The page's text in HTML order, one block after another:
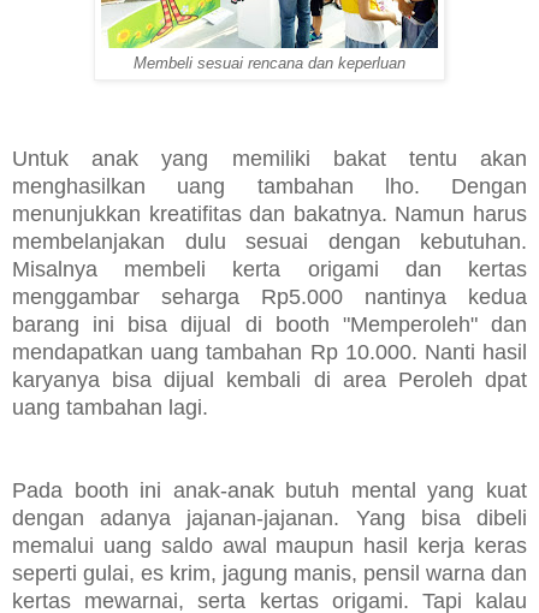
Membeli sesuai rencana dan keperluan
Untuk anak yang memiliki bakat tentu akan
menghasilkan uang tambahan lho. Dengan
menunjukkan kreatifitas dan bakatnya. Namun harus
membelanjakan dulu sesuai dengan kebutuhan.
Misalnya membeli kerta origami dan kertas
menggambar seharga Rp5.000 nantinya kedua
barang ini bisa dijual di booth "Memperoleh" dan
mendapatkan uang tambahan Rp 10.000. Nanti hasil
karyanya bisa dijual kembali di area Peroleh dpat
uang tambahan lagi.
Pada booth ini anak-anak butuh mental yang kuat
dengan adanya jajanan-jajanan. Yang bisa dibeli
memalui uang saldo awal maupun hasil kerja keras
seperti gulai, es krim, jagung manis, pensil warna dan
kertas mewarnai, serta kertas origami. Tapi kalau